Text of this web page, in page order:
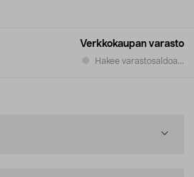
Verkkokaupan varasto
Hakee varastosaldoa...